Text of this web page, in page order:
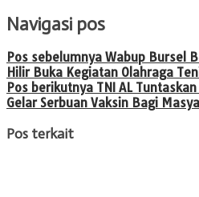
Navigasi pos
Pos sebelumnya Wabup Bursel
Hilir Buka Kegiatan Olahraga
Pos berikutnya TNI AL
Gelar Serbuan Vaksin Bagi
Pos terkait